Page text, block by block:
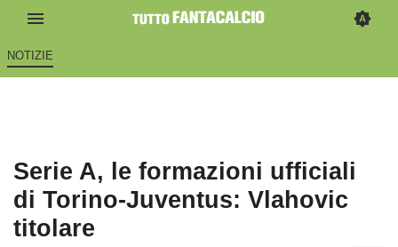
NOTIZIE
Serie A, le formazioni ufficiali
di Torino-Juventus: Vlahovic
titolare